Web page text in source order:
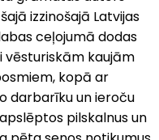
izzinošajā Latvijas
ceļojumā dodas
vēsturiskām kaujām
kopā ar
darbarīku un ieroču
pilskalnus un